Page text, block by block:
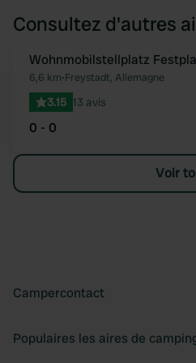
Consultez d'autres
Wohnmobilstellplatz
6,6 km•Freystadt, Allemagne
3.15 13 avis
0 - 0
Voir
Campercontact
Populaires les aires de